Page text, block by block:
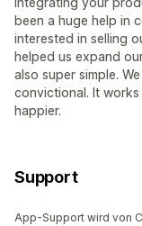
been a huge help in
interested in selling
helped us expand
also super simple.
convictional. It
happier.
Support
App-Support wird von